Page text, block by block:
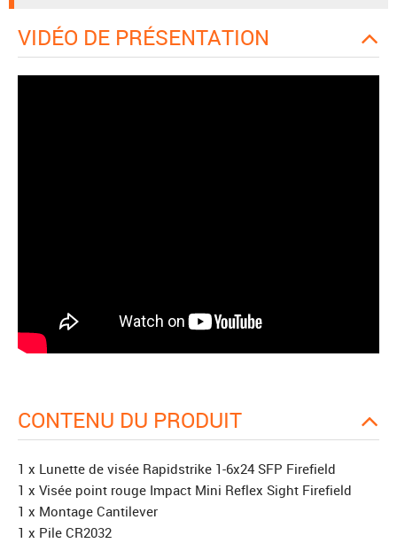
VIDÉO DE PRÉSENTATION
CONTENU DU PRODUIT
1 x Lunette de visée Rapidstrike 1-6x24 SFP Firefield
1 x Visée point rouge Impact Mini Reflex Sight Firefield
1 x Montage Cantilever
1 x Pile CR2032